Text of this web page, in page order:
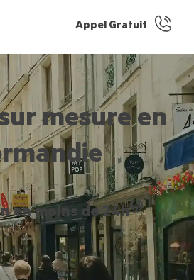
Appel Gratuit
mesure en
moins de 24h⁽²⁾